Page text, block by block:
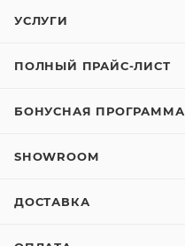
УСЛУГИ
ПОЛНЫЙ ПРАЙС-ЛИСТ
БОНУСНАЯ ПРОГРАММА
SHOWROOM
ДОСТАВКА